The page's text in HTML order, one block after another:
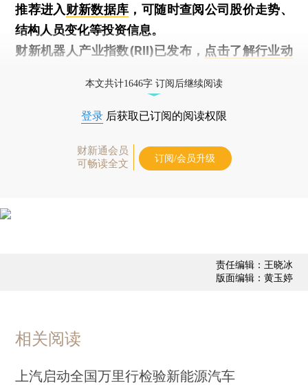
推荐进入财新数据库 ，可随时查阅公司股价走势、
结构人员变化等投资信息。
财新机器人产业指数(RII)已发布， 点击了解行业动
本文共计1646字 订阅后继续阅读
登录 后获取已订阅的阅读权限
财新通会员
可畅读全文
订阅/会员升级
责任编辑：王晓冰
版面编辑：黄玉婷
相关阅读
上汽启动全国万里行检验新能源汽车